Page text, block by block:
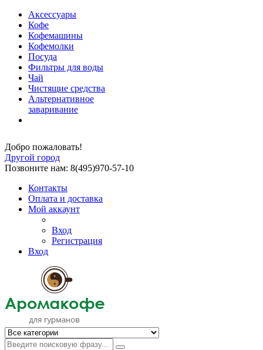
Аксессуары
Кофе
Кофемашины
Кофемолки
Посуда
Фильтры для воды
Чай
Чистящие средства
Альтернативное
заваривание
Добро пожаловать!
Другой город
Позвоните нам: 8(495)970-57-10
Контакты
Оплата и доставка
Мой аккаунт
Вход
Регистрация
Вход